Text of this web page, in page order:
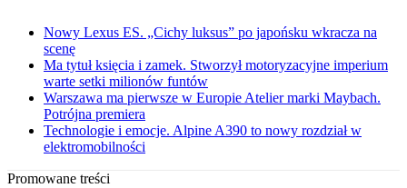
Nowy Lexus ES. „Cichy luksus” po japońsku wkracza na
scenę
Ma tytuł księcia i zamek. Stworzył motoryzacyjne imperium
warte setki milionów funtów
Warszawa ma pierwsze w Europie Atelier marki Maybach.
Potrójna premiera
Technologie i emocje. Alpine A390 to nowy rozdział w
elektromobilności
Promowane treści